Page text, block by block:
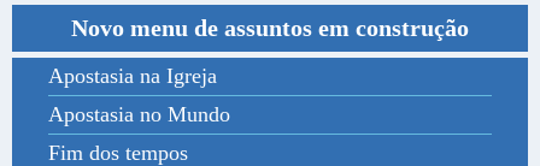
Novo menu de assuntos em construção
Apostasia na Igreja
Apostasia no Mundo
Fim dos tempos